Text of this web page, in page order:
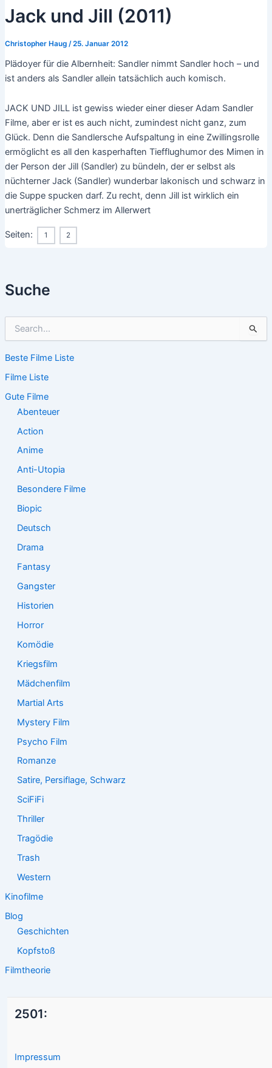
Suche
h
n
n
Beste Filme Liste
Filme Liste
Gute Filme
Abenteuer
Action
Anime
Anti-Utopia
Besondere Filme
Biopic
Deutsch
Drama
Fantasy
Gangster
Historien
Horror
Komödie
Kriegsfilm
Mädchenfilm
Martial Arts
Mystery Film
Psycho Film
Romanze
Satire, Persiflage, Schwarz
SciFiFi
Thriller
Tragödie
Trash
Western
Kinofilme
Blog
Geschichten
Kopfstoß
Filmtheorie
Jack und Jill (2011)
Christopher Haug /25. Januar 2012
Plädoyer für die Albernheit: Sandler nimmt Sandler hoch – und
ist anders als Sandler allein tatsächlich auch komisch.
JACK UND JILL ist gewiss wieder einer dieser Adam Sandler
Filme, aber er ist es auch nicht, zumindest nicht ganz, zum
Glück. Denn die Sandlersche Aufspaltung in eine Zwillingsrolle
ermöglicht es all den kasperhaften Tiefflughumor des Mimen in
der Person der Jill (Sandler) zu bündeln, der er selbst als
nüchterner Jack (Sandler) wunderbar lakonisch und schwarz in
die Suppe spucken darf. Zu recht, denn Jill ist wirklich ein
unerträglicher Schmerz im Allerwert
Seiten: 1 2
2501:
Impressum